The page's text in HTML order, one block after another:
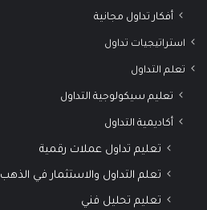
أفكار تداول مجانية
استراتيجيات تداول
تعلم التداول
تعليم سيكولوجية التداول
أكاديمية التداول
تعليم تداول عملات رقمية
تعلم التداول والاستثمار في الذهب
تعليم تحليل فني